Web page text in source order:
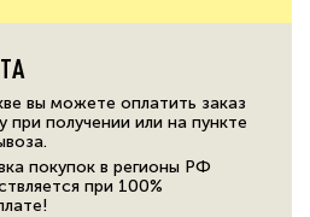
вы можете оплатить заказ
при получении или на пункте
покупок в регионы РФ
при 100%